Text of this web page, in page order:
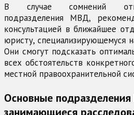
В случае сомнений
подразделения МВД,
консультацией в ближайшее
юристу, специализирующемуся
Они смогут подсказать
всех обстоятельств
местной правоохранительной
Основные
занимающиеся